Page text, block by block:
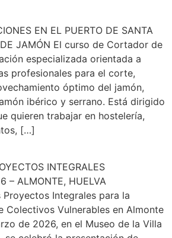
EN EL PUERTO DE SANTA
DE JAMÓN El curso de Cortador de
especializada orientada a
profesionales para el corte,
óptimo del jamón,
ibérico y serrano. Está dirigido
quieren trabajar en hostelería,
[…]
INTEGRALES
– ALMONTE, HUELVA
Integrales para la
Colectivos Vulnerables en Almonte
de 2026, en el Museo de la Villa